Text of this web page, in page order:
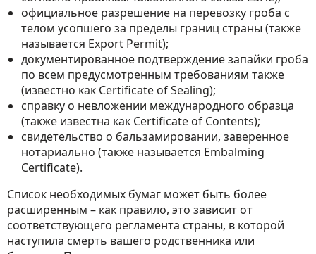
официальное разрешение на перевозку гроба с
телом усопшего за пределы границ страны (также
называется Export Permit);
документированное подтверждение запайки гроба
по всем предусмотренным требованиям также
(известно как Certificate of Sealing);
справку о невложении международного образца
(также известна как Certificate of Contents);
свидетельство о бальзамировании, заверенное
нотариально (также называется Embalming
Certificate).
Список необходимых бумаг может быть более
расширенным – как правило, это зависит от
соответствующего регламента страны, в которой
наступила смерть вашего родственника или